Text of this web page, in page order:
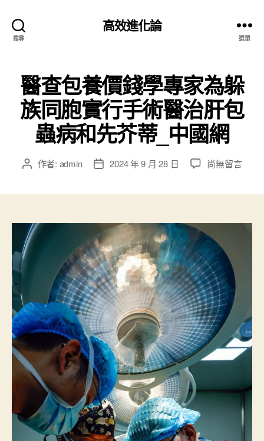
搜尋
高效進化論
選單
醫查包養價錢學專家為躲
族同胞實行手術醫治肝包
蟲病和先芥蒂_中國網
文 作者: admin
文
期
2024 年 9 月 28 日
在
錢
學
專
家
為
躲
族
同
胞
實
術
尚無留言